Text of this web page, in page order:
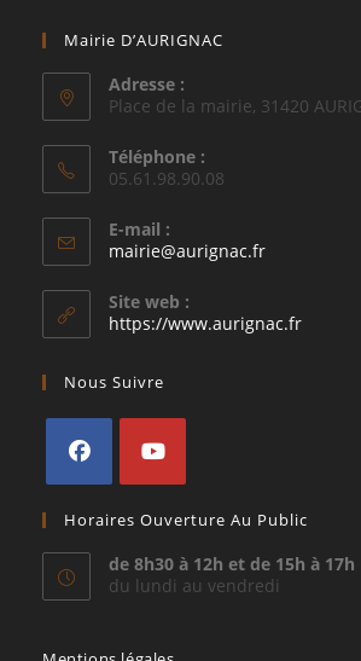
Mairie D’AURIGNAC
Adresse :
Place de la mairie, 31420
Téléphone :
05.61.98.90.08
E-mail :
mairie@aurignac.frS’ouvre
application
Site web :
https://www.aurignac.fr
Nous Suivre
dans
un
nouvel
dans
un
nouvel
Horaires Ouverture Au Public
de 8h30 à 12h et de 15h à 17h
du lundi au vendredi